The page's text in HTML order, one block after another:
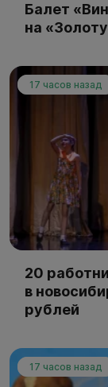
Балет
на
17 часов назад
20
в
рублей
17 часов назад